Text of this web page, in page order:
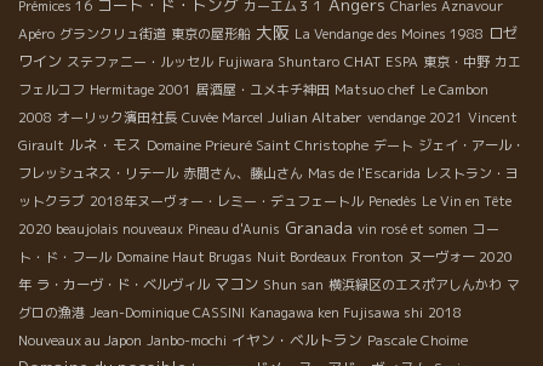
Prémices 16 コート・ド・トング カーエム３１
Charles Aznavour
Apéro グランクリュ街道 東京の屋形船 大阪 La Vendange des Moines 1988 ロゼ
ワイン ステファニー・ルッセル Fujiwara Shuntaro CHAT ESPA 東京・中野 カエ
フェルコフ Hermitage 2001 居酒屋・ユメキチ神田 Matsuo chef Le Cambon
2008 オーリック濱田社長 Cuvée Marcel Julian Altaber vendange 2021 Vincent
Girault ルネ・モス Domaine Prieuré Saint Christophe デート ジェイ・アール・
フレッシュネス・リテール 赤間さん、藤山さん Mas de l'Escarida レストラン・ヨ
ットクラブ 2018年ヌーヴォー・レミー・デュフェートル Penedès Le Vin en Tête
2020 beaujolais nouveaux Pineau d'Aunis Granada vin rosé et somen コー
ト・ド・フール Domaine Haut Brugas Nuit Bordeaux Fronton ヌーヴォー 2020
年 ラ・カーヴ・ド・ベルヴィル マコン Shun san 横浜緑区のエスポアしんかわ マ
グロの漁港 Jean-Dominique CASSINI Kanagawa ken Fujisawa shi 2018
Nouveaux au Japon Janbo-mochi イヤン・ベルトラン Pascale Choime